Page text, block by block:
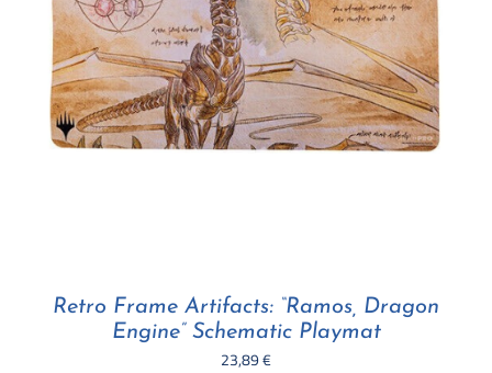
Retro Frame Artifacts: “Ramos, Dragon
Engine” Schematic Playmat
23,89€